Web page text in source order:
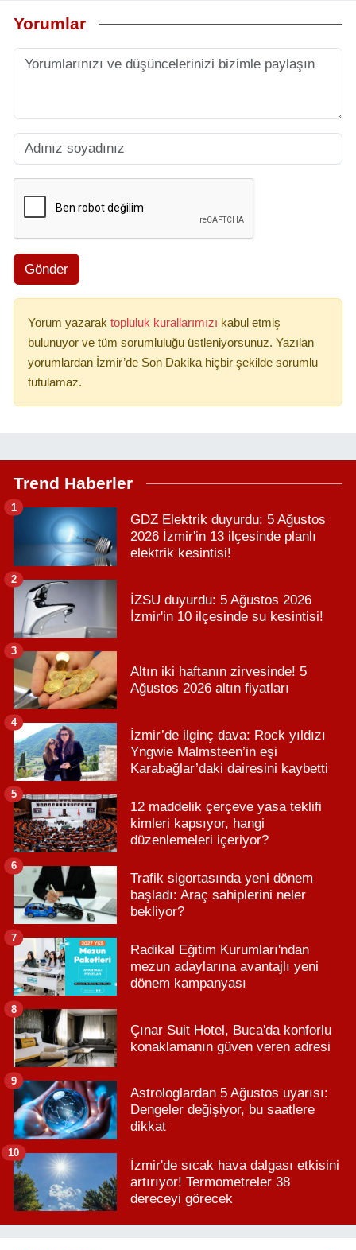
Yorumlar
Gönder
Yorum yazarak topluluk kurallarımızı kabul etmiş
bulunuyor ve tüm sorumluluğu üstleniyorsunuz. Yazılan
yorumlardan İzmir’de Son Dakika hiçbir şekilde sorumlu
tutulamaz.
Trend Haberler
GDZ Elektrik duyurdu: 5 Ağustos
2026 İzmir'in 13 ilçesinde planlı
elektrik kesintisi!
1
İZSU duyurdu: 5 Ağustos 2026
İzmir'in 10 ilçesinde su kesintisi!
2
Altın iki haftanın zirvesinde! 5
Ağustos 2026 altın fiyatları
3
İzmir’de ilginç dava: Rock yıldızı
Yngwie Malmsteen’in eşi
Karabağlar’daki dairesini kaybetti
4
12 maddelik çerçeve yasa teklifi
kimleri kapsıyor, hangi
düzenlemeleri içeriyor?
5
Trafik sigortasında yeni dönem
başladı: Araç sahiplerini neler
bekliyor?
6
Radikal Eğitim Kurumları'ndan
mezun adaylarına avantajlı yeni
dönem kampanyası
7
Çınar Suit Hotel, Buca'da konforlu
konaklamanın güven veren adresi
8
Astrologlardan 5 Ağustos uyarısı:
Dengeler değişiyor, bu saatlere
dikkat
9
İzmir'de sıcak hava dalgası etkisini
artırıyor! Termometreler 38
dereceyi görecek
10